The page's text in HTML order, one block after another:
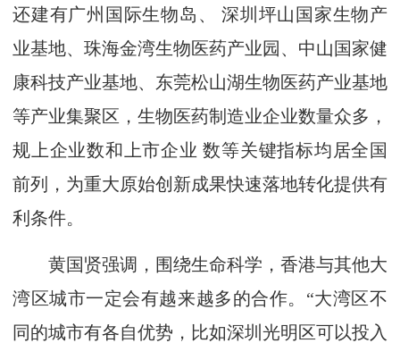
还建有广州国际生物岛、 深圳坪山国家生物产
业基地、珠海金湾生物医药产业园、中山国家健
康科技产业基地、东莞松山湖生物医药产业基地
等产业集聚区，生物医药制造业企业数量众多，
规上企业数和上市企业 数等关键指标均居全国
前列，为重大原始创新成果快速落地转化提供有
利条件。
黄国贤强调，围绕生命科学，香港与其他大
湾区城市一定会有越来越多的合作。“大湾区不
同的城市有各自优势，比如深圳光明区可以投入